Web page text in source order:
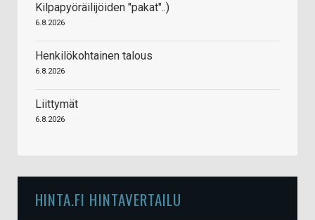
Kilpapyöräilijöiden "pakat"..)
6.8.2026
Henkilökohtainen talous
6.8.2026
Liittymät
6.8.2026
HINTA.FI HINTAVERTAILU